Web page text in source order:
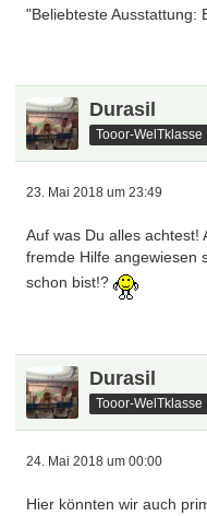
"Beliebteste Ausstattung:
Durasil
Tooor-WelTklasse
23. Mai 2018 um 23:49
Auf was Du alles achtest!
fremde Hilfe angewiesen
schon bist!?
Durasil
Tooor-WelTklasse
24. Mai 2018 um 00:00
Hier könnten wir auch